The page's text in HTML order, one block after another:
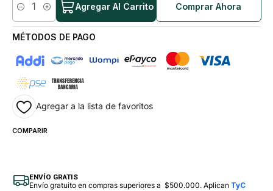
Cantidad
Agregar Al Carrito Comprar Ahora
MÉTODOS DE PAGO
Agregar a la lista de favoritos
COMPARIR
ENVÍO GRATIS
Envío gratuito en compras superiores a $500.000. Aplican TyC